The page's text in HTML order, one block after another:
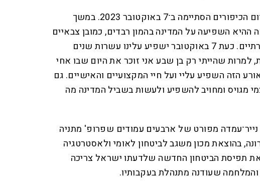
"במידה רבה מלחמת יום הכיפורים הסתיימה ב־7 באוקטובר 2023. במשך
השפיעה על המדינה בהמון רבדים, כמובן צבאיים
אבל גם כלכליים וחברתיים. כעת 7 באוקטובר ישפיע עלינו עשרות שנים
למרות שהייתי רק בן שבע אני זוכר את היום שבו אחי
הזה השפיע עליי ועל חיי המקצועיים והאישיים. גם
מגויס ומחויב להשפיע ולעשות בשביל המדינה מה
מפורט של ארבעים עמודים שפרופ' מתניה
בהוצאת מכון משגב לביטחון לאומי ולאסטרטגיה
את תפיסת הביטחון החדשה שלדעתו ישראל צריכה
שעודנה מתנהלת בעקבותיו.